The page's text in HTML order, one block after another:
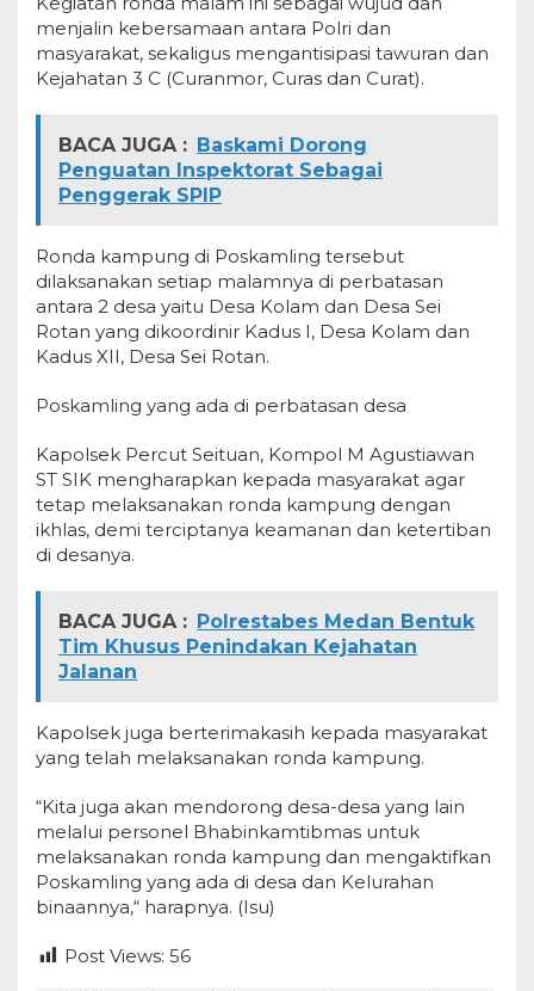
menjalin kebersamaan antara Polri dan
masyarakat, sekaligus mengantisipasi tawuran dan
Kejahatan 3 C (Curanmor, Curas dan Curat).
BACA JUGA : Baskami Dorong
Penguatan Inspektorat Sebagai
Penggerak SPIP
Ronda kampung di Poskamling tersebut
dilaksanakan setiap malamnya di perbatasan
antara 2 desa yaitu Desa Kolam dan Desa Sei
Rotan yang dikoordinir Kadus I, Desa Kolam dan
Kadus XII, Desa Sei Rotan.
Poskamling yang ada di perbatasan desa
Kapolsek Percut Seituan, Kompol M Agustiawan
ST SIK mengharapkan kepada masyarakat agar
tetap melaksanakan ronda kampung dengan
ikhlas, demi terciptanya keamanan dan ketertiban
di desanya.
BACA JUGA : Polrestabes Medan Bentuk
Tim Khusus Penindakan Kejahatan
Jalanan
Kapolsek juga berterimakasih kepada masyarakat
yang telah melaksanakan ronda kampung.
“Kita juga akan mendorong desa-desa yang lain
melalui personel Bhabinkamtibmas untuk
melaksanakan ronda kampung dan mengaktifkan
Poskamling yang ada di desa dan Kelurahan
binaannya,“ harapnya. (Isu)
Post Views: 56